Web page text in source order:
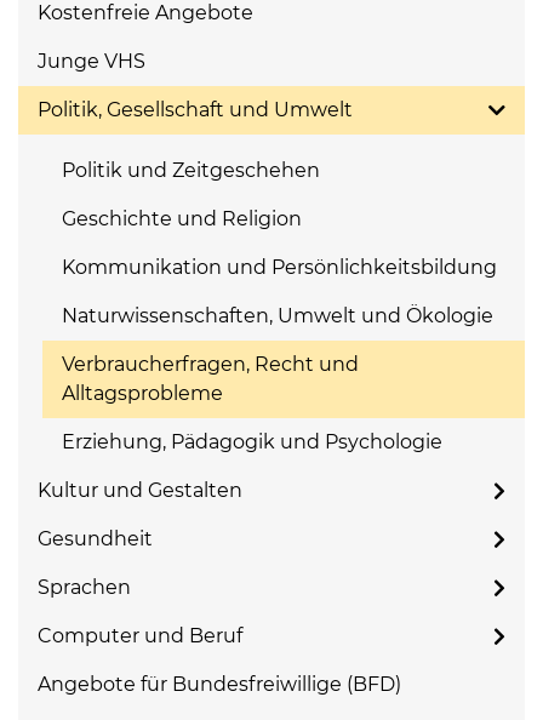
Kostenfreie Angebote
Junge VHS
Politik, Gesellschaft und Umwelt
Politik und Zeitgeschehen
Geschichte und Religion
Kommunikation und Persönlichkeitsbildung
Naturwissenschaften, Umwelt und Ökologie
Verbraucherfragen, Recht und
Alltagsprobleme
Erziehung, Pädagogik und Psychologie
Kultur und Gestalten
Gesundheit
Sprachen
Computer und Beruf
Angebote für Bundesfreiwillige (BFD)